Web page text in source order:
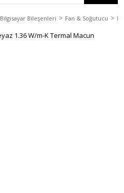
Bilgisayar Bileşenleri Fan & Soğutucu